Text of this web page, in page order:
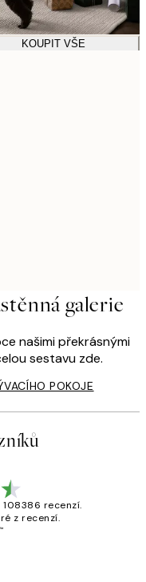
KOUPIT VŠE
galerie
našimi překrásnými
sestavu zde.
POKOJE
108386 recenzí.
z recenzí.